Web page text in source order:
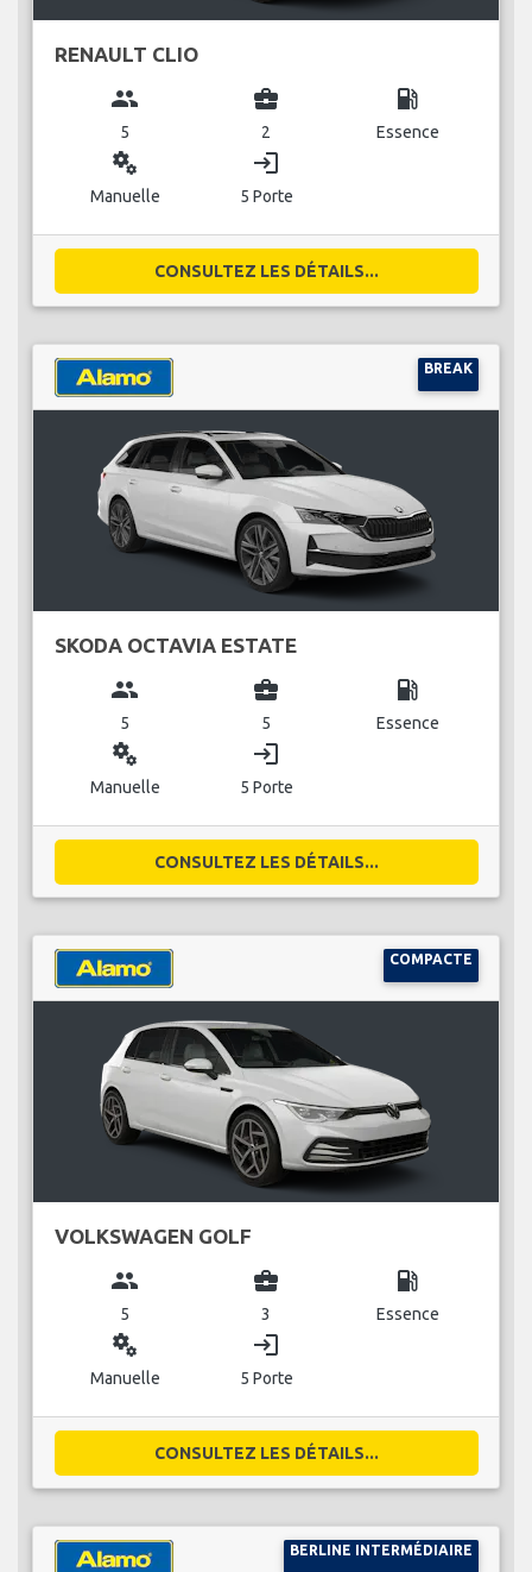
RENAULT CLIO
group
5
business_center
2
local_gas_station
Essence
miscellaneous_services
Manuelle
login
5 Porte
CONSULTEZ LES DÉTAILS...
BREAK
SKODA OCTAVIA ESTATE
group
5
business_center
5
local_gas_station
Essence
miscellaneous_services
Manuelle
login
5 Porte
CONSULTEZ LES DÉTAILS...
COMPACTE
VOLKSWAGEN GOLF
group
5
business_center
3
local_gas_station
Essence
miscellaneous_services
Manuelle
login
5 Porte
CONSULTEZ LES DÉTAILS...
BERLINE INTERMÉDIAIRE